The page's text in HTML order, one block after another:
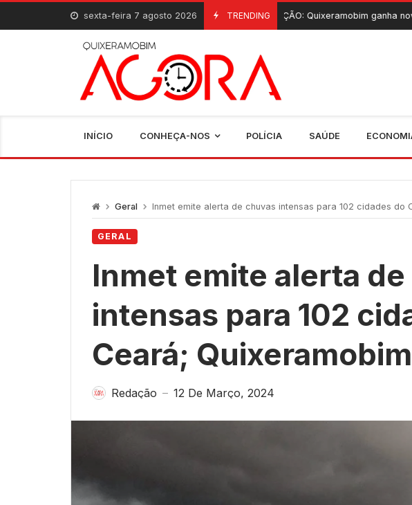
Skip
content
sexta-feira 7 agosto 2026 TRENDING
6 De Agosto, 2026 INAUGURAÇÃO: Quixeramobim ganha novo
INÍCIO CONHEÇA-NOS POLÍCIA SAÚDE
Geral Inmet emite alerta de chuvas intensas para 102 cidades do
GERAL
Inmet emite alerta
intensas para 102
Ceará;
Redação — 12 De Março, 2024